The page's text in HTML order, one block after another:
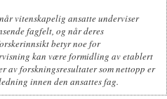
vitenskapelig ansatte underviser
fagfelt, og når deres
betyr noe for
kan være formidling av etablert
av forskningsresultater som nettopp er
innen den ansattes fag.